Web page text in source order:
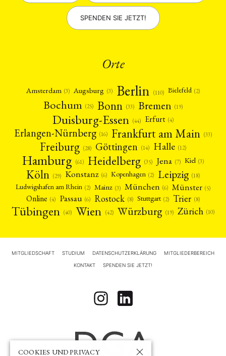
SPENDEN SIE JETZT!
Orte
Amsterdam (3) Augsburg (3) Berlin (110) Bielefeld (2)
Bochum (25) Bonn (33) Bremen (19)
Duisburg-Essen (44) Erfurt (4)
Erlangen-Nürnberg (16) Frankfurt am Main (33)
Freiburg (28) Göttingen (14) Halle (12)
Hamburg (61) Heidelberg (35) Jena (7) Kiel (3)
Köln (29) Konstanz (6) Kopenhagen (2) Leipzig (18)
Ludwigshafen am Rhein (2) Mainz (3) München (6) Münster (5)
Online (4) Passau (6) Rostock (8) Stuttgart (2) Trier (8)
Tübingen (40) Wien (42) Würzburg (19) Zürich (10)
MITGLIEDSCHAFT STUDIUM DATENSCHUTZERKLÄRUNG MITGLIEDERBEREICH
KONTAKT SPENDEN SIE JETZT!
COOKIES UND PRIVACY